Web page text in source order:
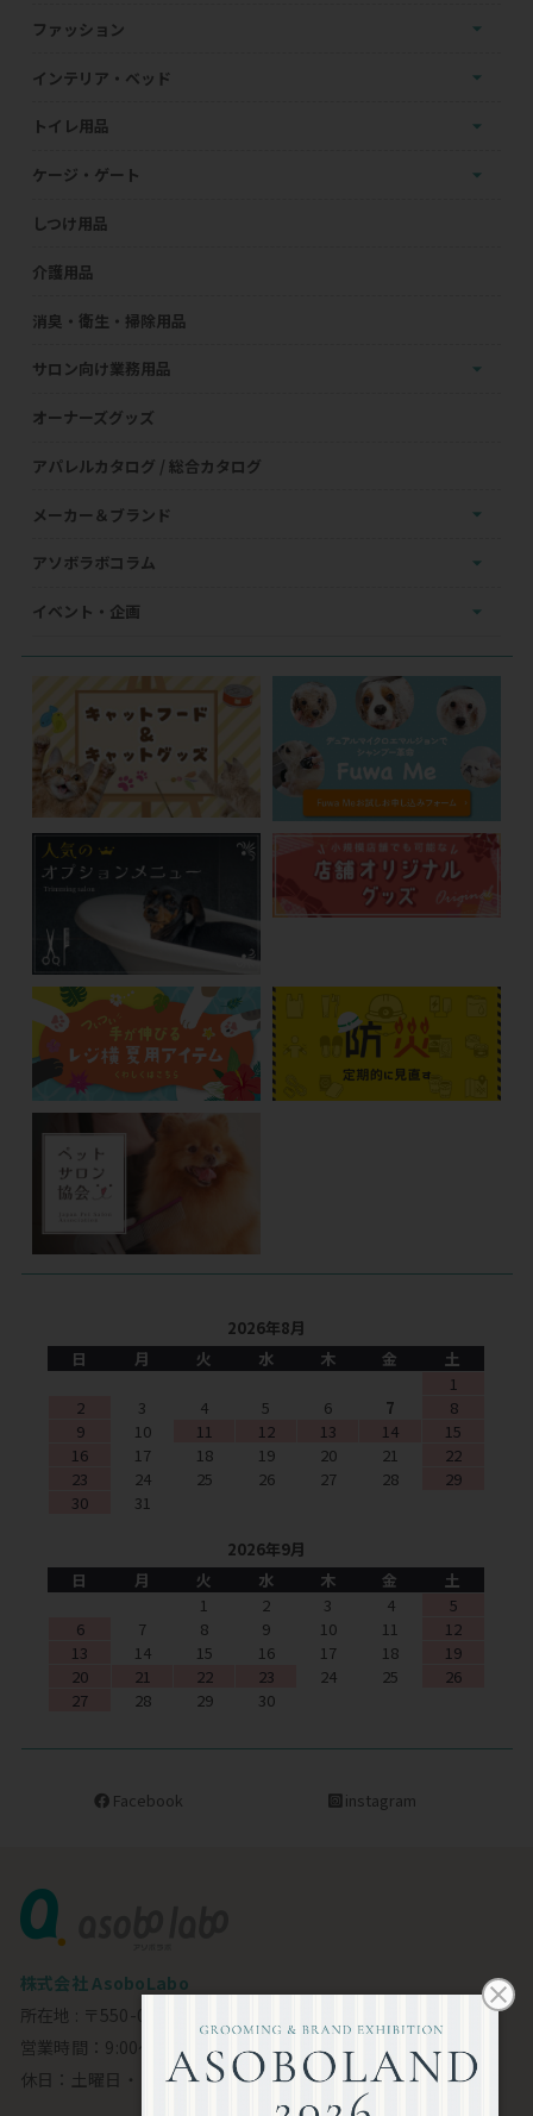
ファッション
インテリア・ベッド
トイレ用品
ケージ・ゲート
しつけ用品
介護用品
消臭・衛生・掃除用品
サロン向け業務用品
オーナーズグッズ
アパレルカタログ / 総合カタログ
メーカー＆ブランド
アソボラボコラム
イベント・企画
2026年8月
日
月 火 水 木 金
土
1
2
3 4 5 6 7
8
9
10 11 12 13 14
15
16
17 18 19 20 21
22
23
24 25 26 27 28
29
30
31
2026年9月
日
月 火 水 木 金
土
1
2 3 4
5
6
7 8 9 10 11
12
13
14 15 16 17 18
19
20
21 22 23 24 25
26
27
28 29 30
Facebook instagram
株式会社 AsoboLabo
所在地 : 〒550-0002 大阪市西区江戸堀1-23-11 6F
営業時間：9:00～18:00
休日：土曜日・日曜日・祝日